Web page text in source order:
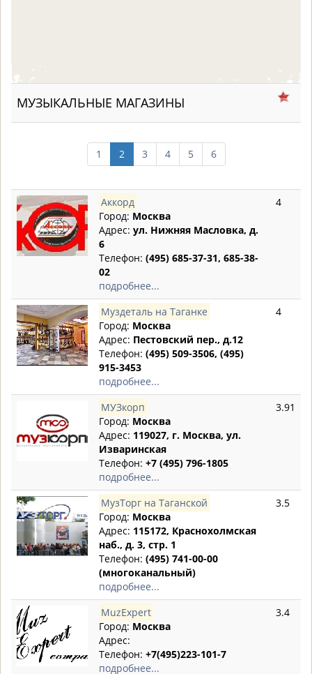
МУЗЫКАЛЬНЫЕ МАГАЗИНЫ
1 2 3 4 5 6
Аккорд
Город: Москва
Адрес: ул. Нижняя Масловка, д.
6
Телефон: (495) 685-37-31, 685-38-
02
подробнее...
4
Муздеталь на Таганке
Город: Москва
Адрес: Пестовский пер., д.12
Телефон: (495) 509-3506, (495)
915-3453
подробнее...
4
МУЗкорп
Город: Москва
Адрес: 119027, г. Москва, ул.
Изваринская
Телефон: +7 (495) 796-1805
подробнее...
3.91
МузТорг на Таганской
Город: Москва
Адрес: 115172, Краснохолмская
наб., д. 3, стр. 1
Телефон: (495) 741-00-00
(многоканальный)
подробнее...
3.5
MuzExpert
Город: Москва
Адрес:
Телефон: +7(495)223-101-7
подробнее...
3.4